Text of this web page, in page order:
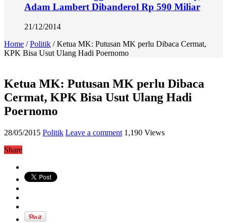
Adam Lambert Dibanderol Rp 590 Miliar
21/12/2014
Home / Politik / Ketua MK: Putusan MK perlu Dibaca Cermat,
KPK Bisa Usut Ulang Hadi Poernomo
Ketua MK: Putusan MK perlu Dibaca
Cermat, KPK Bisa Usut Ulang Hadi
Poernomo
28/05/2015 Politik Leave a comment 1,190 Views
Share